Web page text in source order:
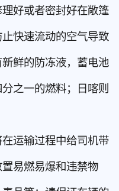
好或者密封好在敞篷
快速流动的空气导致
鲜的防冻液，蓄电池
之一的燃料；日喀则
运输过程中给司机带
易燃易爆和违禁物